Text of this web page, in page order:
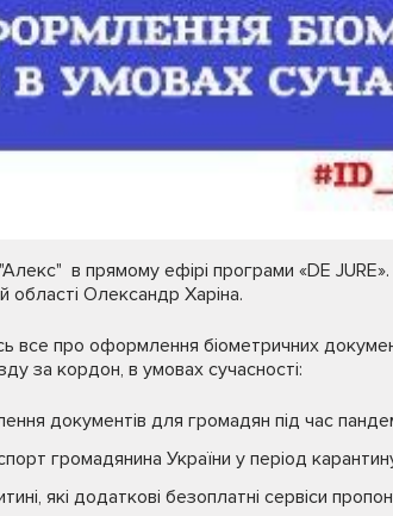
в прямому ефірі програми «DE
області Олександр Харіна.
все про оформлення біометричних
за кордон, в умовах сучасності:
документів для громадян під час
громадянина України у період
які додаткові безоплатні сервіси